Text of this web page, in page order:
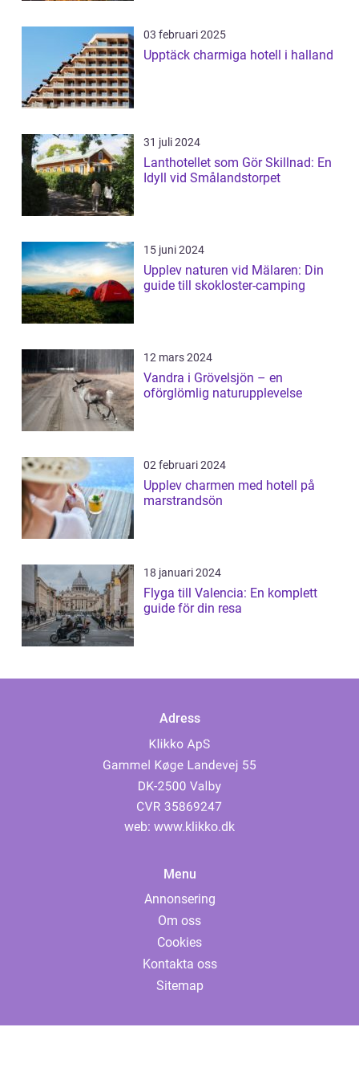
03 februari 2025
Upptäck charmiga hotell i halland
31 juli 2024
Lanthotellet som Gör Skillnad: En
Idyll vid Smålandstorpet
15 juni 2024
Upplev naturen vid Mälaren: Din
guide till skokloster-camping
12 mars 2024
Vandra i Grövelsjön – en
oförglömlig naturupplevelse
02 februari 2024
Upplev charmen med hotell på
marstrandsön
18 januari 2024
Flyga till Valencia: En komplett
guide för din resa
Adress
web: www.klikko.dk
Menu
Annonsering
Om oss
Cookies
Kontakta oss
Sitemap